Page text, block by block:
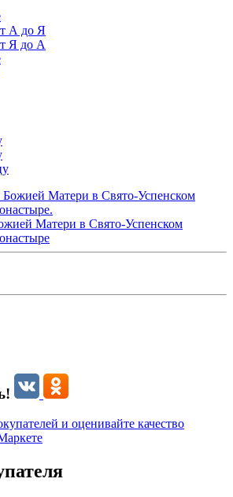
А до Я
Я до А
Матери в Свято-Успенском